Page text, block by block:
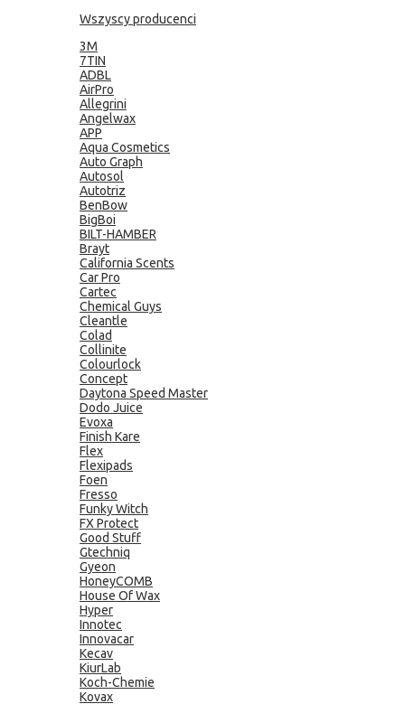
Wszyscy producenci
3M
7TIN
ADBL
AirPro
Allegrini
Angelwax
APP
Aqua Cosmetics
Auto Graph
Autosol
Autotriz
BenBow
BigBoi
BILT-HAMBER
Brayt
California Scents
Car Pro
Cartec
Chemical Guys
Cleantle
Colad
Collinite
Colourlock
Concept
Daytona Speed Master
Dodo Juice
Evoxa
Finish Kare
Flex
Flexipads
Foen
Fresso
Funky Witch
FX Protect
Good Stuff
Gtechniq
Gyeon
HoneyCOMB
House Of Wax
Hyper
Innotec
Innovacar
Kecav
KiurLab
Koch-Chemie
Kovax